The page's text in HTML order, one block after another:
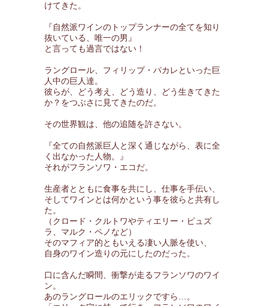
けてきた。
『自然派ワインのトップランナーの全てを知り
抜いている、唯一の男』
と言っても過言ではない！
ラングロール、フィリップ・パカレといった巨
人中の巨人達。
彼らが、どう考え、どう造り、どう生きてきた
か？をつぶさに見てきたのだ。
その世界観は、他の追随を許さない。
『全ての自然派巨人と深く通じながら、表に全
く出なかった人物。』
それがフランソワ・エコだ。
生産者とともに食事を共にし、仕事を手伝い、
そしてワインとは何かという事を彼らと共有し
た。
（クロード・クルトワやティエリー・ピュズ
ラ、マルク・ペノなど）
そのマフィア的ともいえる凄い人脈を使い、
自身のワイン造りの元にしたのだった。
口に含んだ瞬間、衝撃が走るフランソワのワイ
ン。
あのラングロールのエリックですら…。